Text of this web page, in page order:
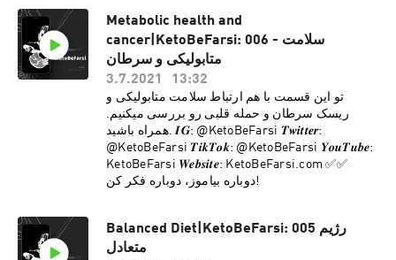
Metabolic health and
cancer|KetoBeFarsi: 006 - سلامت
متابولیکی و سرطان
3.7.2021
13:32
تو این قسمت با هم ارتباط سلامت متابولیکی و
ریسک سرطان و حمله قلبی رو بررسی میکنیم.
همراه باشید. 𝑰𝑮: @KetoBeFarsi 𝑻𝒘𝒊𝒕𝒕𝒆𝒓:
@KetoBeFarsi 𝑻𝒊𝒌𝑻𝒐𝒌: @KetoBeFarsi 𝒀𝒐𝒖𝑻𝒖𝒃𝒆:
KetoBeFarsi 𝑾𝒆𝒃𝒔𝒊𝒕𝒆: KetoBeFarsi.com ‎✅✅
دوباره بیاموز، دوباره فکر کن!
Balanced Diet|KetoBeFarsi: 005 رژیم
متعادل